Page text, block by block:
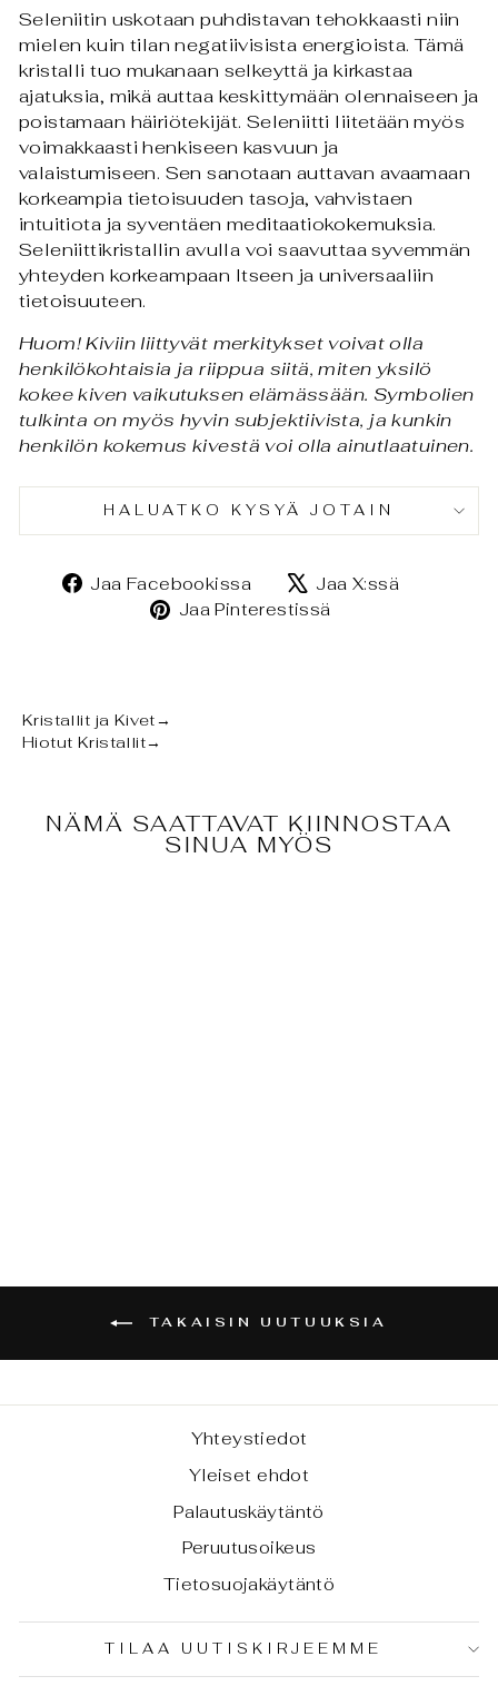
Seleniitin uskotaan puhdistavan tehokkaasti niin
mielen kuin tilan negatiivisista energioista. Tämä
kristalli tuo mukanaan selkeyttä ja kirkastaa
ajatuksia, mikä auttaa keskittymään olennaiseen ja
poistamaan häiriötekijät. Seleniitti liitetään myös
voimakkaasti henkiseen kasvuun ja
valaistumiseen. Sen sanotaan auttavan avaamaan
korkeampia tietoisuuden tasoja, vahvistaen
intuitiota ja syventäen meditaatiokokemuksia.
Seleniittikristallin avulla voi saavuttaa syvemmän
yhteyden korkeampaan Itseen ja universaaliin
tietoisuuteen.
Huom! Kiviin liittyvät merkitykset voivat olla
henkilökohtaisia ja riippua siitä, miten yksilö
kokee kiven vaikutuksen elämässään. Symbolien
tulkinta on myös hyvin subjektiivista, ja kunkin
henkilön kokemus kivestä voi olla ainutlaatuinen.
HALUATKO KYSYÄ JOTAIN
Jaa Facebookissa
Jaa
Facebookissa
Jaa X:ssä
Jaa Pinterestissä
Kristallit ja Kivet→
Hiotut Kristallit→
NÄMÄ SAATTAVAT KIINNOSTAA
SINUA MYÖS
TAKAISIN UUTUUKSIA
Yhteystiedot
Yleiset ehdot
Palautuskäytäntö
Peruutusoikeus
Tietosuojakäytäntö
TILAA UUTISKIRJEEMME